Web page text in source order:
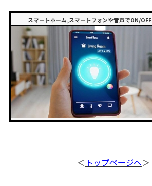
スマートホーム,スマートフォンや音声でON/OFF
＜ トップページへ＞